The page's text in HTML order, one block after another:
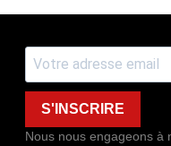
S'INSCRIRE
Nous nous engageons à